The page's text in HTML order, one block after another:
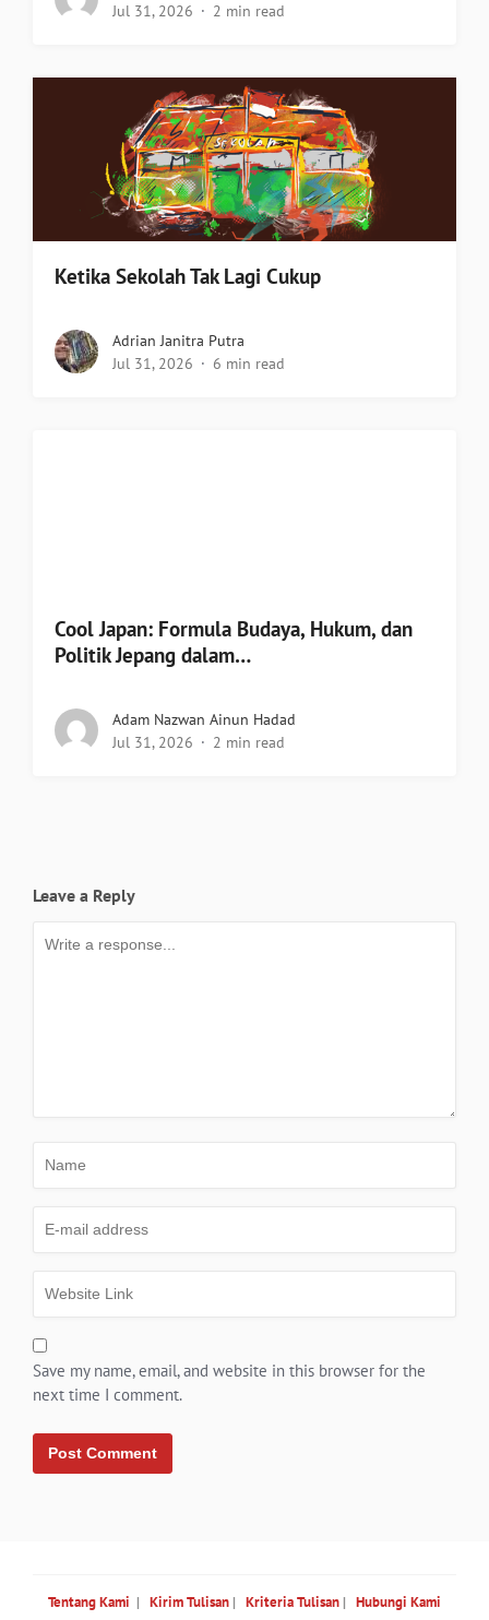
Jul 31, 2026
2 min read
Ketika Sekolah Tak Lagi Cukup
Adrian Janitra Putra
Jul 31, 2026
6 min read
Cool Japan: Formula Budaya, Hukum, dan
Politik Jepang dalam…
Adam Nazwan Ainun Hadad
Jul 31, 2026
2 min read
Leave a Reply
Save my name, email, and website in this browser for the
next time I comment.
Tentang Kami | Kirim Tulisan| Kriteria Tulisan| Hubungi Kami